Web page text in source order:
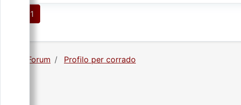
1
Forum Profilo per corrado